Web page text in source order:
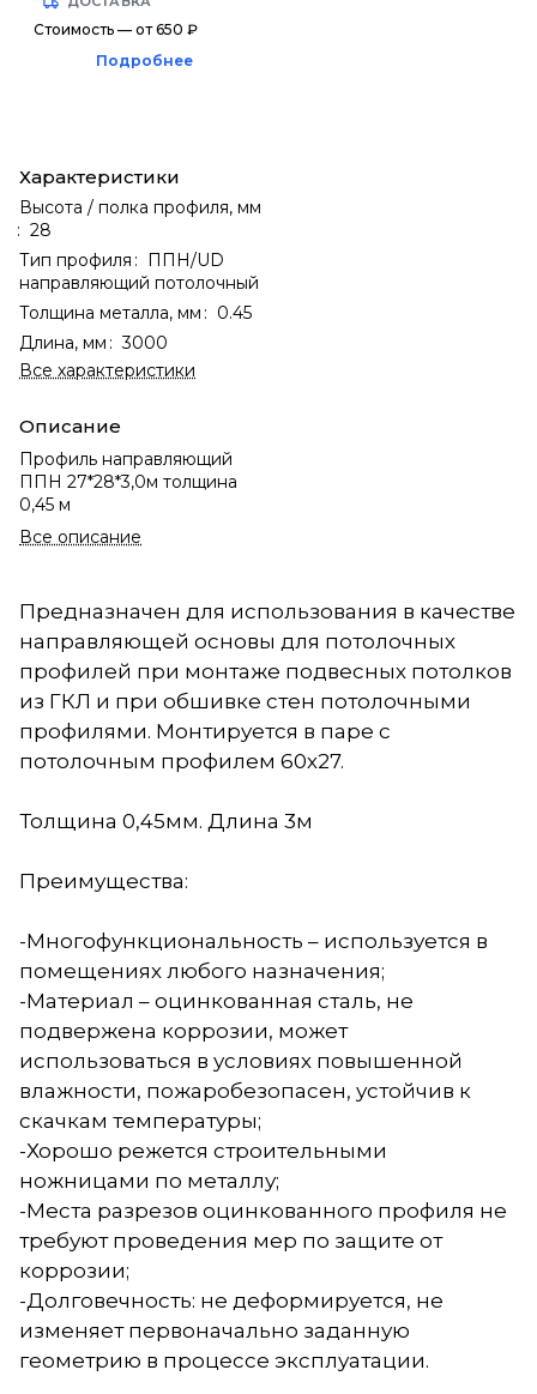
Стоимость — от 650 ₽
Подробнее
Характеристики
Высота / полка профиля, мм
: 28
Тип профиля : ППН/UD
направляющий потолочный
Толщина металла, мм : 0.45
Длина, мм : 3000
Все характеристики
Описание
Профиль направляющий
ППН 27*28*3,0м толщина
0,45 м
Все описание
Предназначен для использования в качестве
направляющей основы для потолочных
профилей при монтаже подвесных потолков
из ГКЛ и при обшивке стен потолочными
профилями. Монтируется в паре с
потолочным профилем 60х27.
Толщина 0,45мм. Длина 3м
Преимущества:
-Многофункциональность – используется в
помещениях любого назначения;
-Материал – оцинкованная сталь, не
подвержена коррозии, может
использоваться в условиях повышенной
влажности, пожаробезопасен, устойчив к
скачкам температуры;
-Хорошо режется строительными
ножницами по металлу;
-Места разрезов оцинкованного профиля не
требуют проведения мер по защите от
коррозии;
-Долговечность: не деформируется, не
изменяет первоначально заданную
геометрию в процессе эксплуатации.